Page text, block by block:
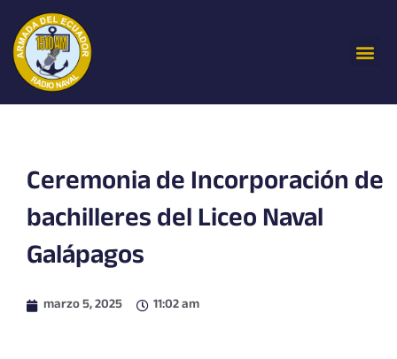
contenido
Ceremonia de Incorporación de
bachilleres del Liceo Naval
Galápagos
marzo 5, 2025 11:02 am